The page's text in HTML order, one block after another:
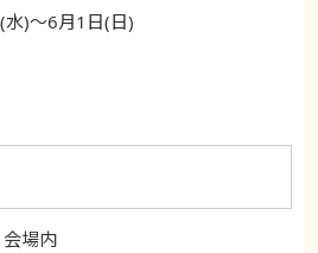
)～6月1日(日)
場内